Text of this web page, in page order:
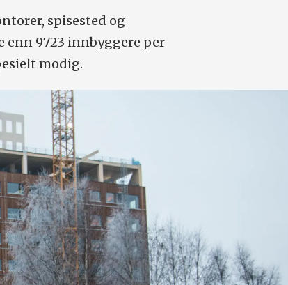
spisested og
enn 9723 innbyggere per
modig.